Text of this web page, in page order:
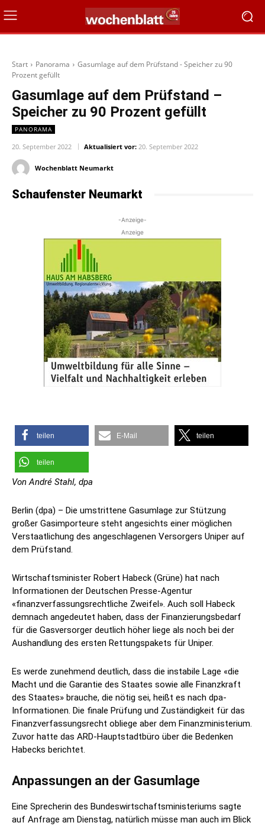
Start Panorama
Gasumlage auf dem Prüfstand - Speicher zu 90
Prozent gefüllt
Gasumlage auf dem Prüfstand –
Speicher zu 90 Prozent gefüllt
PANORAMA
20. September 2022 Aktualisiert vor: 20. September 2022
Wochenblatt Neumarkt
Schaufenster Neumarkt
-Anzeige-
Anzeige
teilen E-Mail teilen
teilen
Von André Stahl, dpa
Berlin (dpa) – Die umstrittene Gasumlage zur Stützung
großer Gasimporteure steht angesichts einer möglichen
Verstaatlichung des angeschlagenen Versorgers Uniper auf
dem Prüfstand.
Wirtschaftsminister Robert Habeck (Grüne) hat nach
Informationen der Deutschen Presse-Agentur
«finanzverfassungsrechtliche Zweifel». Auch soll Habeck
demnach angedeutet haben, dass der Finanzierungsbedarf
für die Gasversorger deutlich höher liege als noch bei der
Aushandlung des ersten Rettungspakets für Uniper.
Es werde zunehmend deutlich, dass die instabile Lage «die
Macht und die Garantie des Staates sowie alle Finanzkraft
des Staates» brauche, die nötig sei, heißt es nach dpa-
Informationen. Die finale Prüfung und Zuständigkeit für das
Finanzverfassungsrecht obliege aber dem Finanzministerium.
Zuvor hatte das ARD-Hauptstadtbüro über die Bedenken
Habecks berichtet.
Anpassungen an der Gasumlage
Eine Sprecherin des Bundeswirtschaftsministeriums sagte
auf Anfrage am Dienstag, natürlich müsse man auch im Blick